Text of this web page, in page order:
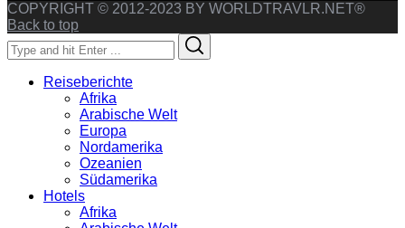
COPYRIGHT © 2012-2023 BY WORLDTRAVLR.NET®
Back to top
Search
for:
Reiseberichte
Afrika
Arabische Welt
Europa
Nordamerika
Ozeanien
Südamerika
Hotels
Afrika